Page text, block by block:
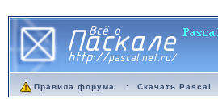
Правила форума :: Скачать Pascal